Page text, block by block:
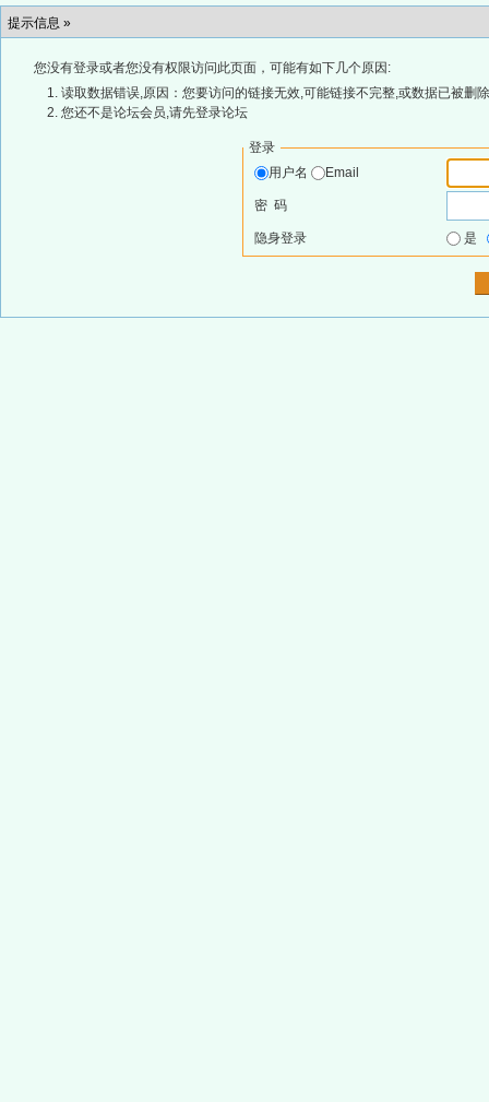
提示信息 »
您没有登录或者您没有权限访问此页面，可能有如下几个原因:
读取数据错误,原因：您要访问的链接无效,可能链接不完整,或数据已被删
您还不是论坛会员,请先登录论坛
登录
用户名
Email
密 码
隐身登录 是